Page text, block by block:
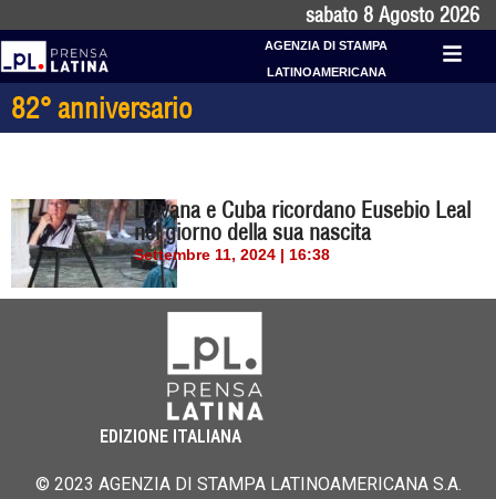
sabato 8 Agosto 2026
AGENZIA DI STAMPA
LATINOAMERICANA
82° anniversario
L’Avana e Cuba ricordano Eusebio Leal
nel giorno della sua nascita
Settembre 11, 2024 | 16:38
EDIZIONE ITALIANA
© 2023 AGENZIA DI STAMPA LATINOAMERICANA S.A.